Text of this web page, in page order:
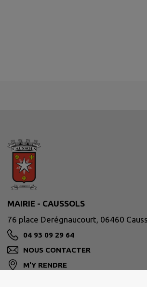
MAIRIE - CAUSSOLS
76 place Derégnaucourt, 06460
04 93 09 29 64
NOUS CONTACTER
M'Y RENDRE